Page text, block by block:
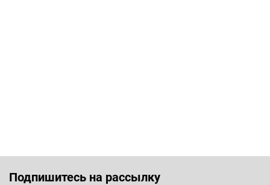
Подпишитесь на рассылку